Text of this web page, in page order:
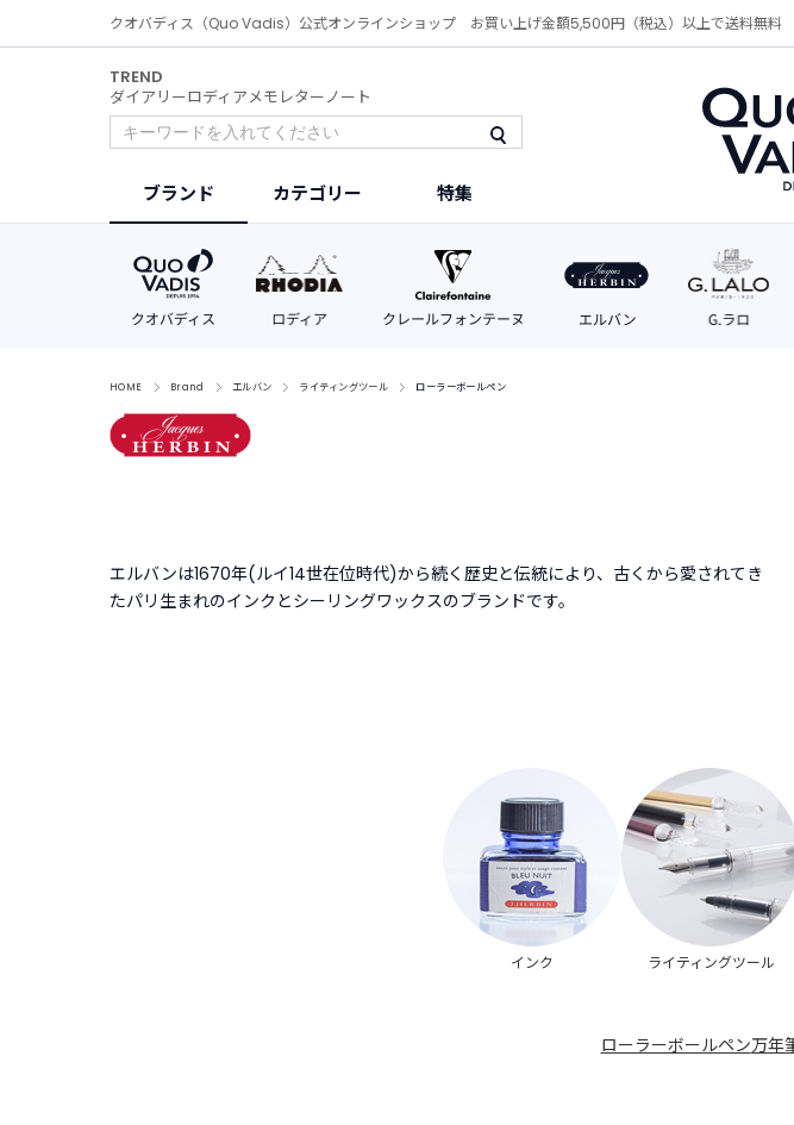
クオバディス（Quo Vadis）公式オンラインショップ お買い上げ金額5,500円（税込）以上で送料無料
TREND
ダイアリーロディアメモ レターノート
ブランド カテゴリー 特集
HOME Brand エルバン ライティングツール ローラーボールペン
エルバンは1670年(ルイ14世在位時代)から続く歴史と伝統により、古くから愛されてき
たパリ生まれのインクとシーリングワックスのブランドです。
インク ライティングツール
ローラーボールペン万年